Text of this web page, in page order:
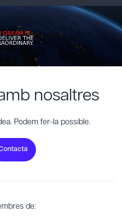
nosaltres
Podem fer-la possible.
de: